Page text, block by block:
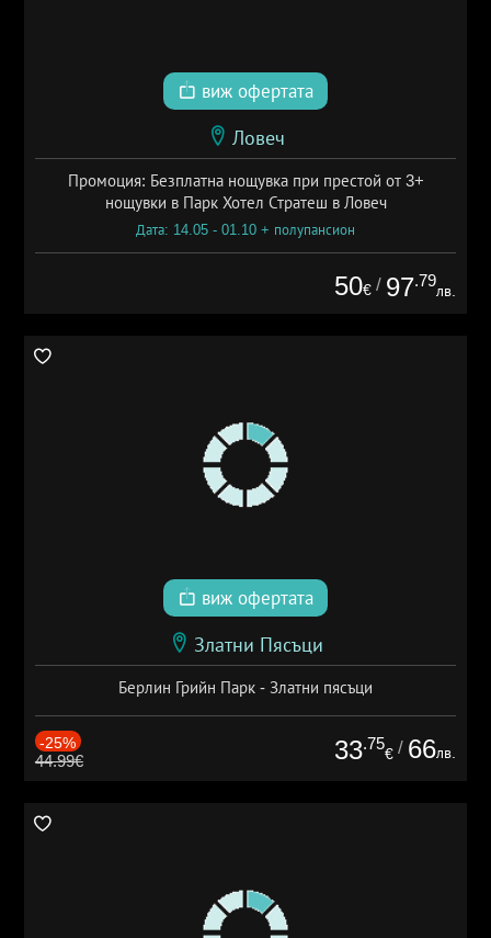
виж офертата
Ловеч
Промоция: Безплатна нощувка при престой от 3+
нощувки в Парк Хотел Стратеш в Ловеч
Дата: 14.05 - 01.10 + полупансион
50€ / 97.79
лв.
виж офертата
Златни Пясъци
Берлин Грийн Парк - Златни пясъци
-25%
44.99€ 33.75
€ / 66лв.